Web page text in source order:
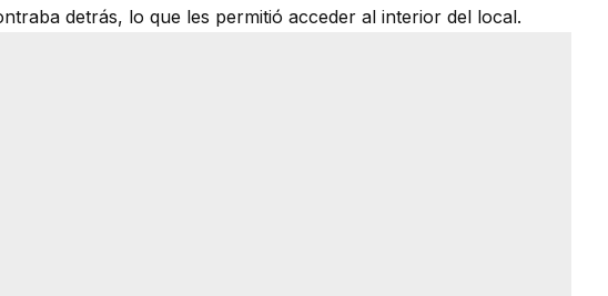
detrás, lo que les permitió acceder al interior del local.